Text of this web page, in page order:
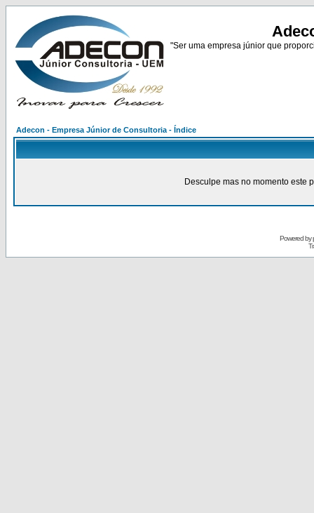
"Ser uma empresa júnior que
Adecon - Empresa Júnior de Consultoria - Índice
Desculpe mas no momento este
Powered by